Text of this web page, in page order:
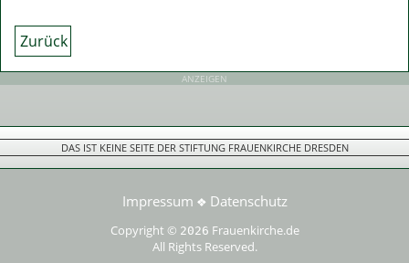
Zurück
ANZEIGEN
DAS IST KEINE SEITE DER STIFTUNG FRAUENKIRCHE DRESDEN
Impressum ❖ Datenschutz
Copyright © 2026 Frauenkirche.de
All Rights Reserved.